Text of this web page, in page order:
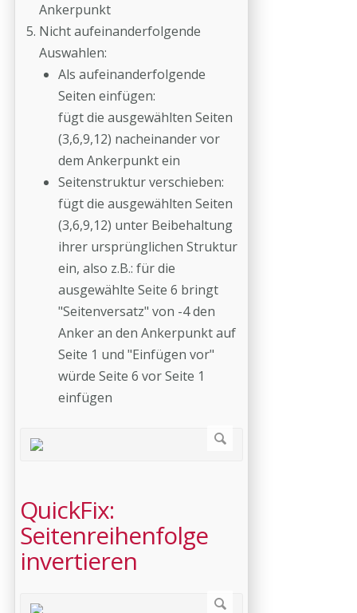
Ankerpunkt
Nicht aufeinanderfolgende
Auswahlen:
Als aufeinanderfolgende
Seiten einfügen:
fügt die ausgewählten Seiten
(3,6,9,12) nacheinander vor
dem Ankerpunkt ein
Seitenstruktur verschieben:
fügt die ausgewählten Seiten
(3,6,9,12) unter Beibehaltung
ihrer ursprünglichen Struktur
ein, also z.B.: für die
ausgewählte Seite 6 bringt
"Seitenversatz" von -4 den
Anker an den Ankerpunkt auf
Seite 1 und "Einfügen vor"
würde Seite 6 vor Seite 1
einfügen
QuickFix:
Seitenreihenfolge
invertieren